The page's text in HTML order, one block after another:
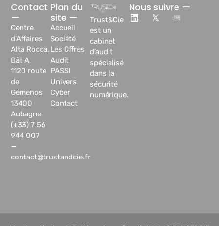
Trust&Cie
est un
cabinet
d’audit
spécialisé
dans la
sécurité
numérique.
Plan du
site —
Accueil
Société
Les Offres
Audit
PASSI
Univers
Cyber
Contact
Contact
—
Centre
d’Affaires
Alta Rocca,
Bât A,
1120 route
de
Gémenos
13400
Aubagne
(+33) 7 56
944 007
—
contact@trustandcie.fr
Nous suivre —